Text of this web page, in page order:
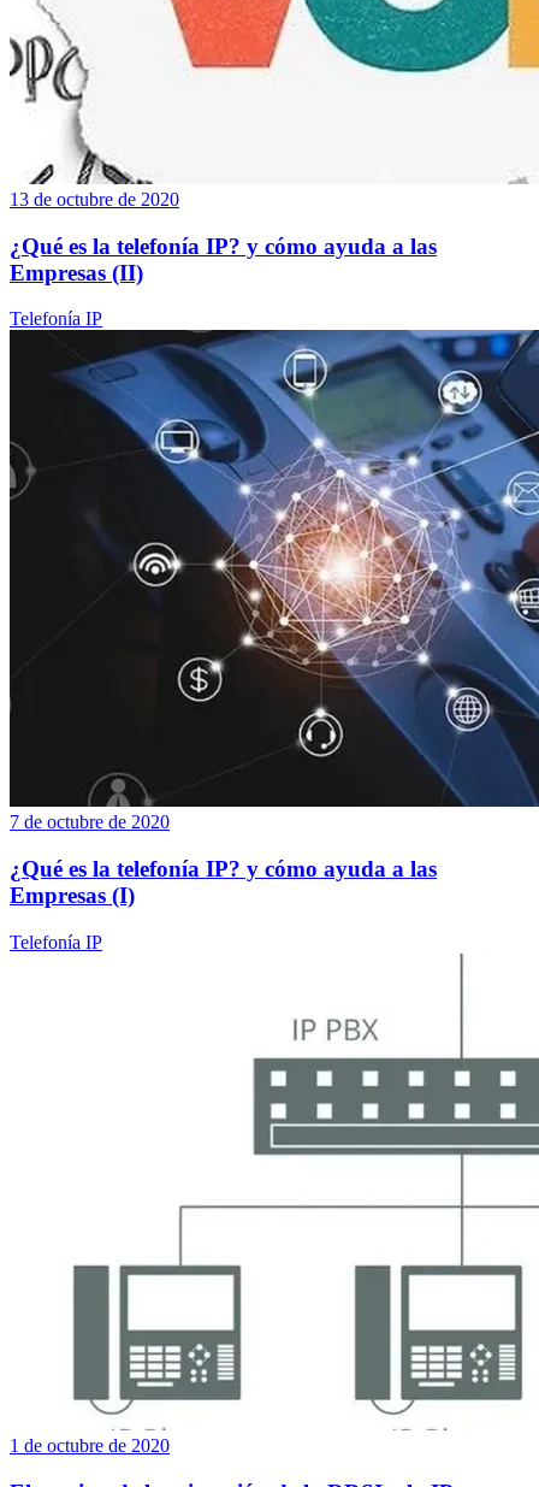
13 de octubre de 2020
¿Qué es la telefonía IP? y cómo ayuda a las
Empresas (II)
Telefonía IP
7 de octubre de 2020
¿Qué es la telefonía IP? y cómo ayuda a las
Empresas (I)
Telefonía IP
1 de octubre de 2020